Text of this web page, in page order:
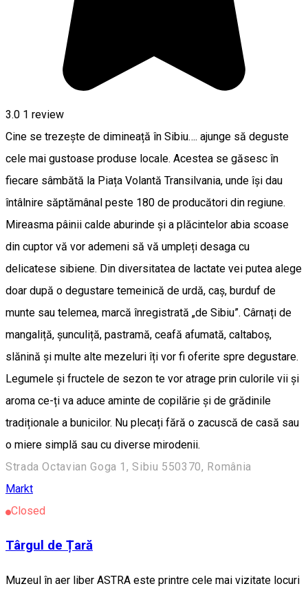
3.0 1 review
Cine se trezește de dimineață în Sibiu…. ajunge să deguste
cele mai gustoase produse locale. Acestea se găsesc în
fiecare sâmbătă la Piața Volantă Transilvania, unde își dau
întâlnire săptămânal peste 180 de producători din regiune.
Mireasma pâinii calde aburinde și a plăcintelor abia scoase
din cuptor vă vor ademeni să vă umpleți desaga cu
delicatese sibiene. Din diversitatea de lactate vei putea alege
doar după o degustare temeinică de urdă, caș, burduf de
munte sau telemea, marcă înregistrată „de Sibiu”. Cârnați de
mangaliță, șunculiță, pastramă, ceafă afumată, caltaboș,
slănină și multe alte mezeluri îți vor fi oferite spre degustare.
Legumele și fructele de sezon te vor atrage prin culorile vii și
aroma ce-ți va aduce aminte de copilărie și de grădinile
tradiționale a bunicilor. Nu plecați fără o zacuscă de casă sau
o miere simplă sau cu diverse mirodenii.
Strada Octavian Goga 1, Sibiu 550370, România
Markt
Closed
Târgul de Țară
Muzeul în aer liber ASTRA este printre cele mai vizitate locuri